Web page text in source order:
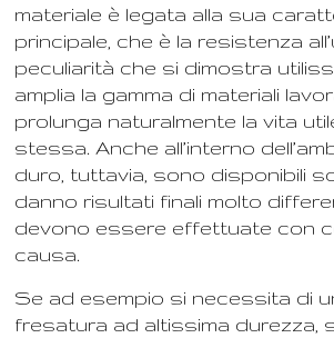
materiale è legata alla sua
principale, che è la resistenza
peculiarità che si dimostra
amplia la gamma di materiali
prolunga naturalmente la vita
stessa. Anche all’interno
duro, tuttavia, sono disponibili
danno risultati finali molto
devono essere effettuate con
causa.
Se ad esempio si necessita di
fresatura ad altissima durezza,